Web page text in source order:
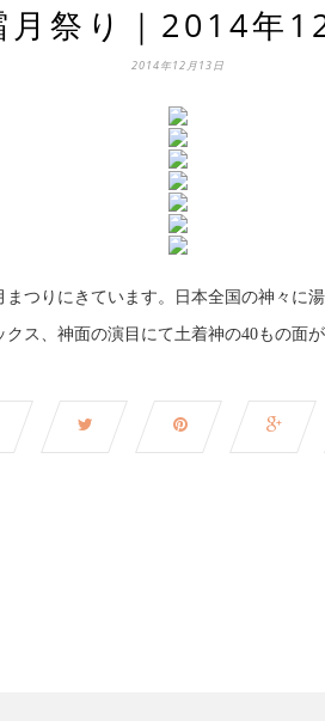
月祭り｜2014年
2014年12月13日
つりにきています。日本全国の神々に
ス、神面の演目にて土着神の40もの面